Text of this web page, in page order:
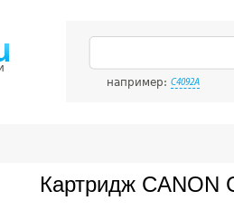
например: C4092A
Картридж CANON